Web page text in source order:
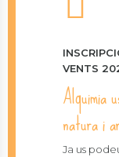
VENTS
Alquimia
natura i
Ja us